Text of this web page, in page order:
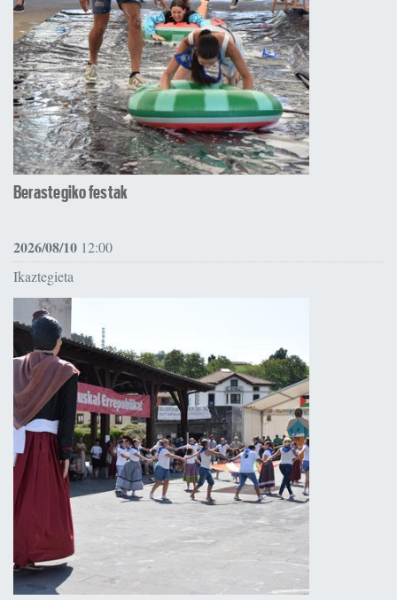
Berastegiko festak
2026/08/10 12:00
Ikaztegieta